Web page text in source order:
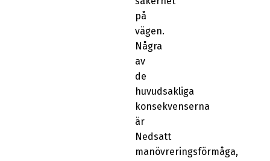
på
vägen.
Några
av
de
huvudsakliga
konsekvenserna
är
Nedsatt
manövreringsförmåga,